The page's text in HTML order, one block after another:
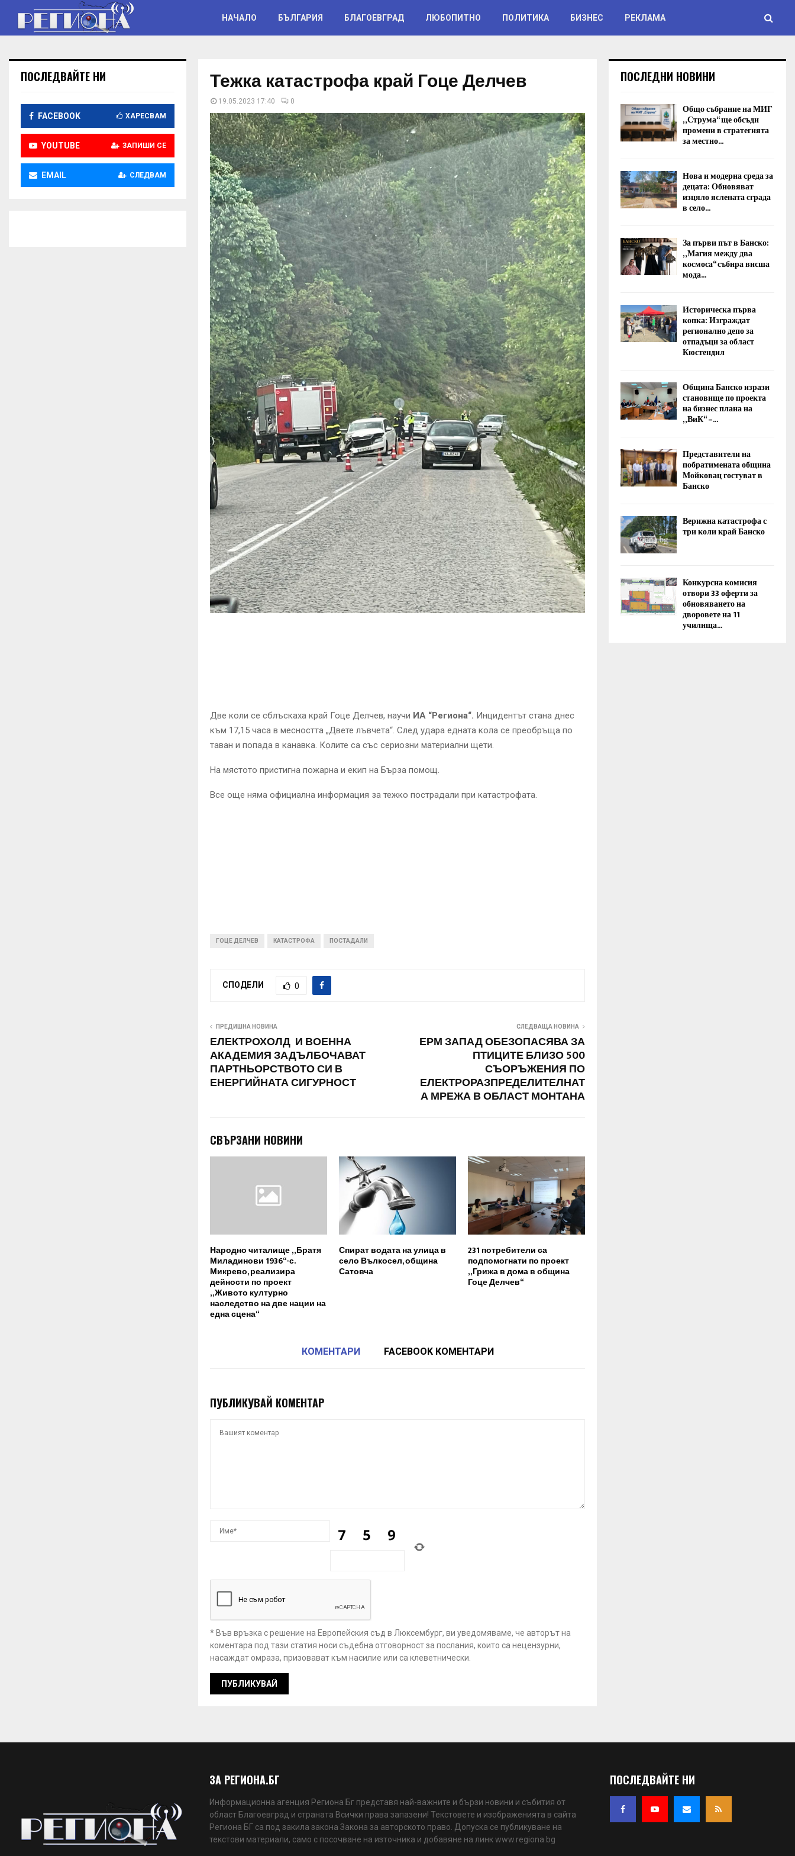
НАЧАЛО БЪЛГАРИЯ БЛАГОЕВГРАД ЛЮБОПИТНО ПОЛИТИКА БИЗНЕС РЕКЛАМА
Тежка катастрофа край Гоце Делчев
19.05.2023 17:40 0
Две коли се сблъскаха край Гоце Делчев, научи ИА “Региона“. Инцидентът стана днес
към 17,15 часа в месността „Двете лъвчета“. След удара едната кола се преобръща по
таван и попада в канавка. Колите са със сериозни материални щети.
На мястото пристигна пожарна и екип на Бърза помощ.
Все още няма официална информация за тежко пострадали при катастрофата.
ГОЦЕ ДЕЛЧЕВ КАТАСТРОФА ПОСТАДАЛИ
СПОДЕЛИ 0
ПРЕДИШНА НОВИНА
ЕЛЕКТРОХОЛД И ВОЕННА
АКАДЕМИЯ ЗАДЪЛБОЧАВАТ
ПАРТНЬОРСТВОТО СИ В
ЕНЕРГИЙНАТА СИГУРНОСТ
СЛЕДВАЩА НОВИНА
ЕРМ ЗАПАД ОБЕЗОПАСЯВА ЗА
ПТИЦИТЕ БЛИЗО 500
СЪОРЪЖЕНИЯ ПО
ЕЛЕКТРОРАЗПРЕДЕЛИТЕЛНАТ
А МРЕЖА В ОБЛАСТ МОНТАНА
СВЪРЗАНИ НОВИНИ
Народно читалище „Братя
Миладинови 1936“-с.
Микрево, реализира
дейности по проект
„Живото културно
наследство на две нации на
една сцена“
Спират водата на улица в
село Вълкосел, община
Сатовча
231 потребители са
подпомогнати по проект
„Грижа в дома в община
Гоце Делчев“
КОМЕНТАРИ FACEBOOK КОМЕНТАРИ
ПУБЛИКУВАЙ КОМЕНТАР
* Във връзка с решение на Европейския съд в Люксембург, ви уведомяваме, че авторът на
коментара под тази статия носи съдебна отговорност за послания, които са нецензурни,
насаждат омраза, призовават към насилие или са клеветнически.
ПОСЛЕДВАЙТЕ НИ
FACEBOOK ХАРЕСВАМ
YOUTUBE ЗАПИШИ СЕ
EMAIL СЛЕДВАМ
ПОСЛЕДНИ НОВИНИ
Общо събрание на МИГ
„Струма“ ще обсъди
промени в стратегията
за местно...
Нова и модерна среда за
децата: Обновяват
изцяло яслената сграда
в село...
За първи път в Банско:
„Магия между два
космоса“ събира висша
мода...
Историческа първа
копка: Изграждат
регионално депо за
отпадъци за област
Кюстендил
Община Банско изрази
становище по проекта
на бизнес плана на
„ВиК“ –...
Представители на
побратимената община
Мойковац гостуват в
Банско
Верижна катастрофа с
три коли край Банско
Конкурсна комисия
отвори 33 оферти за
обновяването на
дворовете на 11
училища...
ЗА РЕГИОНА.БГ
Информационна агенция Региона Бг представя най-важните и бързи новини и събития от
област Благоевград и страната Всички права запазени! Текстовете и изображенията в сайта
Региона БГ са под закила закона Закона за авторското право. Допуска се публикуване на
текстови материали, само с посочване на източника и добавяне на линк www.regiona.bg
ПОСЛЕДВАЙТЕ НИ